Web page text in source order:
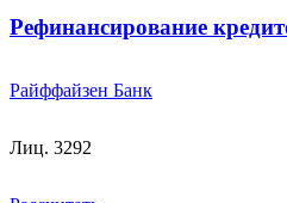
Рефинансирование
Райффайзен Банк
Лиц. 3292